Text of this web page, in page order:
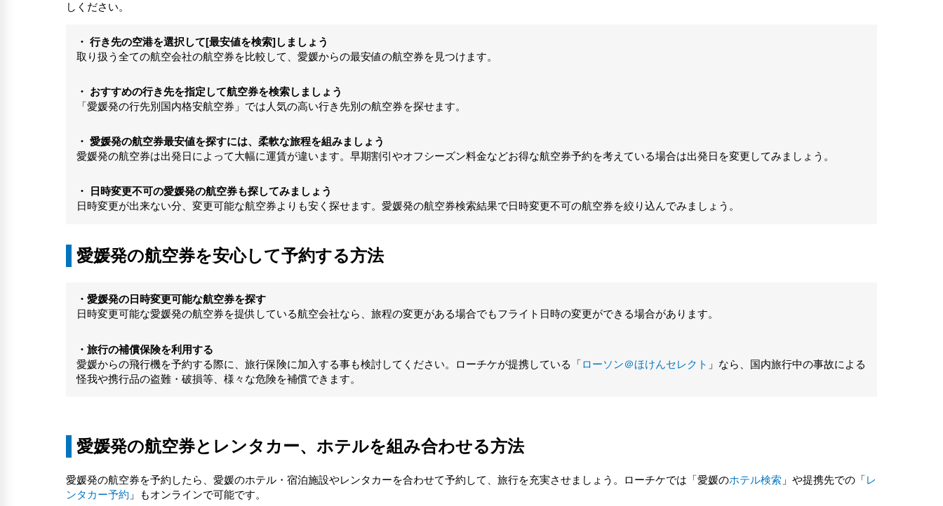
しください。
・ 行き先の空港を選択して[最安値を検索]しましょう
取り扱う全ての航空会社の航空券を比較して、愛媛からの最安値の航空券を見つけます。
・ おすすめの行き先を指定して航空券を検索しましょう
「愛媛発の行先別国内格安航空券」では人気の高い行き先別の航空券を探せます。
・ 愛媛発の航空券最安値を探すには、柔軟な旅程を組みましょう
愛媛発の航空券は出発日によって大幅に運賃が違います。早期割引やオフシーズン料金などお得な航空券予約を考えている場合は出発日を変更してみましょう。
・ 日時変更不可の愛媛発の航空券も探してみましょう
日時変更が出来ない分、変更可能な航空券よりも安く探せます。愛媛発の航空券検索結果で日時変更不可の航空券を絞り込んでみましょう。
愛媛発の航空券を安心して予約する方法
・愛媛発の日時変更可能な航空券を探す
日時変更可能な愛媛発の航空券を提供している航空会社なら、旅程の変更がある場合でもフライト日時の変更ができる場合があります。
・旅行の補償保険を利用する
愛媛からの飛行機を予約する際に、旅行保険に加入する事も検討してください。ローチケが提携している「 ローソン＠ほけんセレクト 」なら、国内旅行中の事故による
怪我や携行品の盗難・破損等、様々な危険を補償できます。
愛媛発の航空券とレンタカー、ホテルを組み合わせる方法
愛媛発の航空券を予約したら、愛媛のホテル・宿泊施設やレンタカーを合わせて予約して、旅行を充実させましょう。ローチケでは「愛媛のホテル検索」や提携先での「レ
ンタカー予約 」もオンラインで可能です。